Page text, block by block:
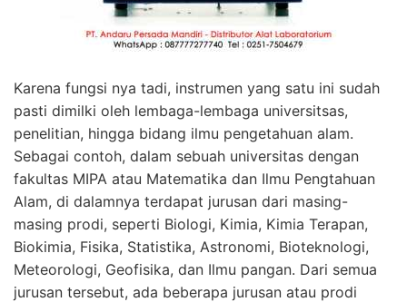
Karena fungsi nya tadi, instrumen yang satu ini sudah
pasti dimilki oleh lembaga-lembaga universitsas,
penelitian, hingga bidang ilmu pengetahuan alam.
Sebagai contoh, dalam sebuah universitas dengan
fakultas MIPA atau Matematika dan Ilmu Pengtahuan
Alam, di dalamnya terdapat jurusan dari masing-
masing prodi, seperti Biologi, Kimia, Kimia Terapan,
Biokimia, Fisika, Statistika, Astronomi, Bioteknologi,
Meteorologi, Geofisika, dan Ilmu pangan. Dari semua
jurusan tersebut, ada beberapa jurusan atau prodi